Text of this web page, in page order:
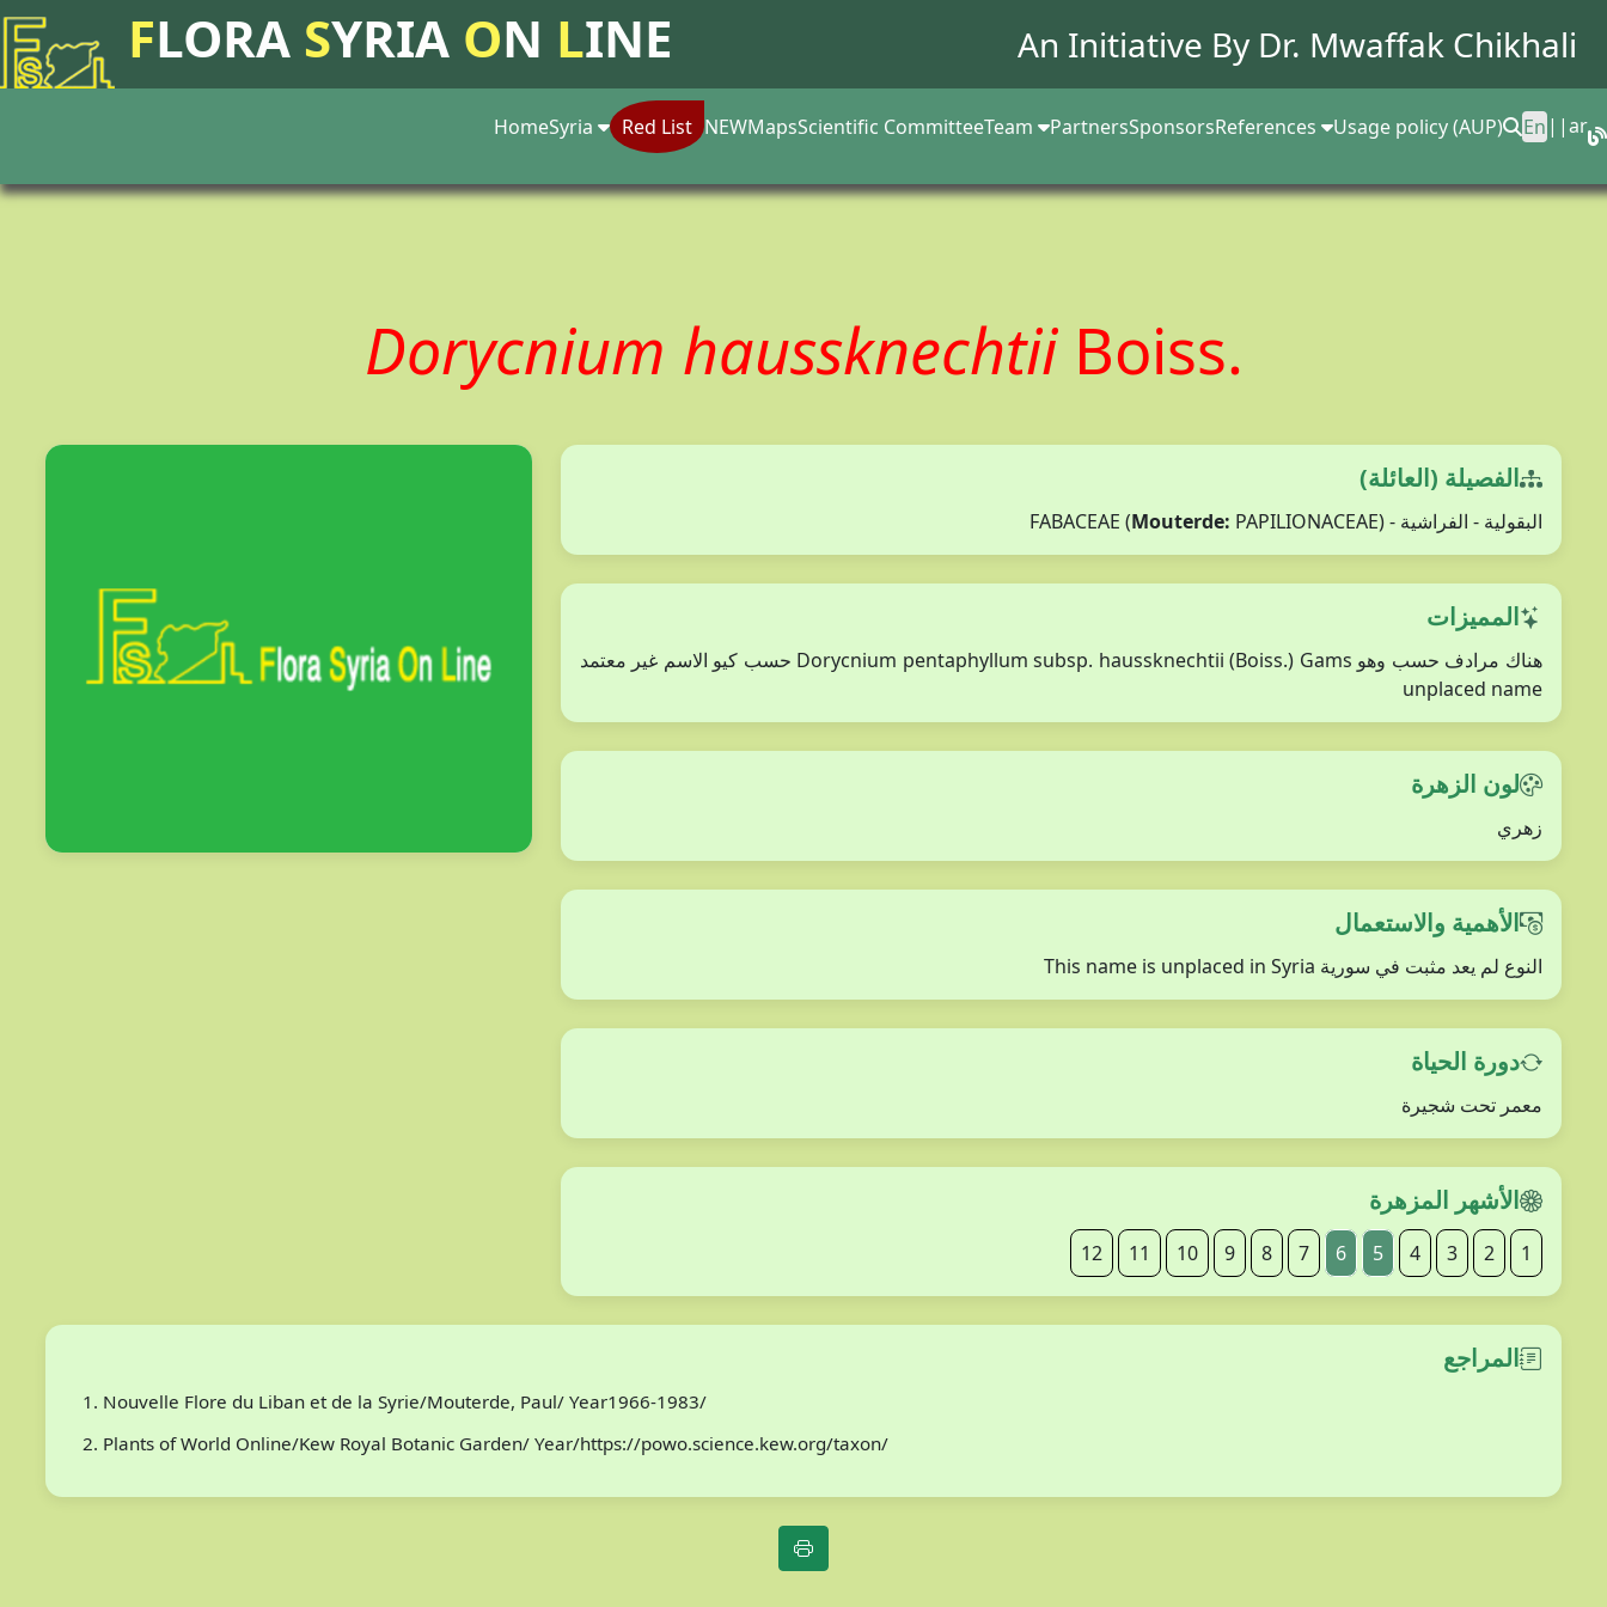
FLORA SYRIA ON LINE An Initiative By Dr. Mwaffak Chikhali
HomeSyria Red List NEWMapsScientific CommitteeTeam PartnersSponsorsReferences Usage policy (AUP) En ||ar
Dorycnium haussknechtii Boiss.
الفصيلة (العائلة)
البقولية - الفراشية - FABACEAE ( Mouterde: PAPILIONACEAE)
المميزات
هناك مرادف حسب وهو Dorycnium pentaphyllum subsp. haussknechtii (Boiss.) Gams حسب كيو الاسم غير معتمد
unplaced name
لون الزهرة
زهري
الأهمية والاستعمال
النوع لم يعد مثبت في سورية This name is unplaced in Syria
دورة الحياة
معمر تحت شجيرة
الأشهر المزهرة
1
2
3
4
5
6
7
8
9
10
11
12
المراجع
Nouvelle Flore du Liban et de la Syrie/Mouterde, Paul/ Year1966-1983/
Plants of World Online/Kew Royal Botanic Garden/ Year/https://powo.science.kew.org/taxon/